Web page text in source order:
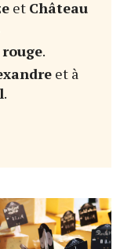
et Château
.
et à
.